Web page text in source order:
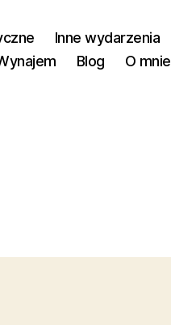
Inne wydarzenia
Blog O mnie